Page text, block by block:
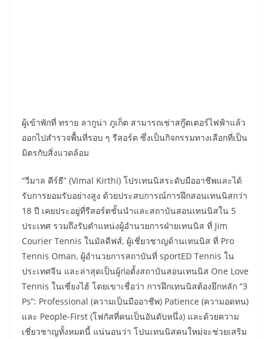
ผู้เข้าพักที่ ทราย ลากูน่า ภูเก็ต สามารถเช่าสกู๊ตเตอร์ไฟฟ้าแล้ว
ออกไปสำรวจพื้นที่รอบ ๆ รีสอร์ต ซึ่งเป็นกิจกรรมทางเลือกที่เป็น
มิตรกับสิ่งแวดล้อม
“วีมาล คีร์ธี” (Vimal Kirthi) โปรเทนนิสระดับมืออาชีพและได้
รับการยอมรับอย่างสูง ด้วยประสบการณ์การฝึกสอนเทนนิสกว่า
18 ปี เคยประอยู่ที่รีสอร์ตชั้นนำและสถาบันสอนเทนนิสใน 5
ประเทศ รวมถึงรับตำแหน่งผู้อำนวยการฝ่ายเทนนิส ที่ Jim
Courier Tennis ในมัลดีฟส์, ผู้เชี่ยวชาญด้านเทนนิส ที่ Pro
Tennis Oman, ผู้อำนวยการสถาบันที่ sportED Tennis ใน
ประเทศจีน และล่าสุดเป็นผู้ก่อตั้งสถาบันสอนเทนนิส One Love
Tennis ในเซี่ยงไฮ้ โดยเขาเชื่อว่า การฝึกเทนนิสต้องยึกหลัก “3
Ps”: Professional (ความเป็นมืออาชีพ) Patience (ความอดทน)
และ People-First (โฟกัสที่คนเป็นอันดับหนึ่ง) และด้วยความ
เชี่ยวชาญทั้งหมดนี้ แน่นอนว่า โปนเทนนิสคนใหม่จะช่วยเสริม